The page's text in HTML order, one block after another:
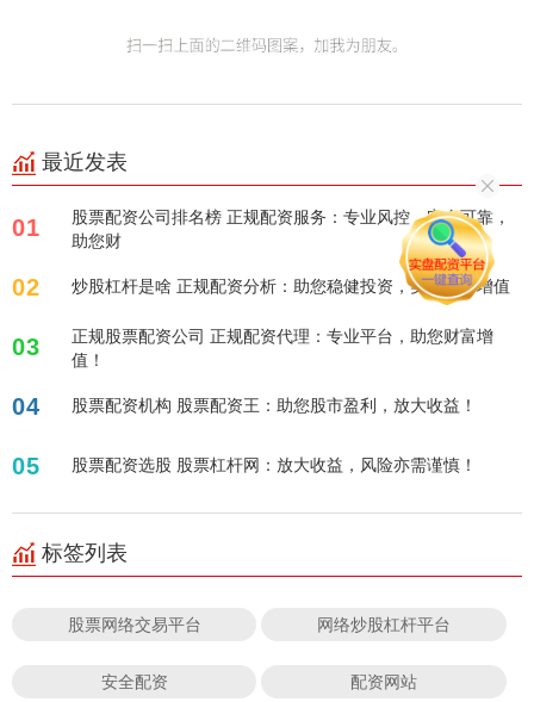
最近发表
01
股票配资公司排名榜 正规配资服务：专业风控，安全可靠，
助您财
02 炒股杠杆是啥 正规配资分析：助您稳健投资，实现财富增值
03
正规股票配资公司 正规配资代理：专业平台，助您财富增
值！
04 股票配资机构 股票配资王：助您股市盈利，放大收益！
05 股票配资选股 股票杠杆网：放大收益，风险亦需谨慎！
标签列表
股票网络交易平台 网络炒股杠杆平台
安全配资 配资网站